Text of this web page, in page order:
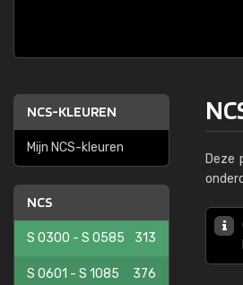
NCS-KLEUREN
Mijn NCS-kleuren
NCS
S 0300 - S 0585 313
S 0601 - S 1085 376
Deze